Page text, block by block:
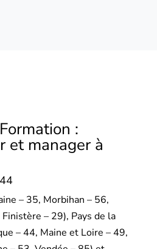
:
et manager à
– 35, Morbihan – 56,
– 29), Pays de la
– 44, Maine et Loire – 49,